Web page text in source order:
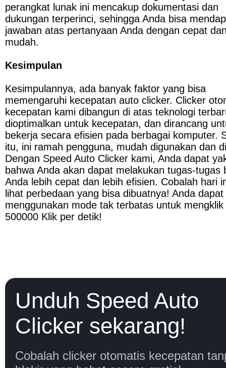
perangkat lunak ini mencakup dokumentasi dan
dukungan terperinci, sehingga Anda bisa
jawaban atas pertanyaan Anda dengan cepat
mudah.
Kesimpulan
Kesimpulannya, ada banyak faktor yang bisa
memengaruhi kecepatan auto clicker. Clicker
kecepatan kami dibangun di atas teknologi
dioptimalkan untuk kecepatan, dan dirancang
bekerja secara efisien pada berbagai komputer.
itu, ini ramah pengguna, mudah digunakan dan
Dengan Speed Auto Clicker kami, Anda dapat
bahwa Anda akan dapat melakukan tugas-tugas
Anda lebih cepat dan lebih efisien. Cobalah hari
lihat perbedaan yang bisa dibuatnya! Anda dapat
menggunakan mode tak terbatas untuk mengklik
500000 Klik per detik!
Unduh Speed Auto
Clicker sekarang!
Cobalah clicker otomatis kecepatan